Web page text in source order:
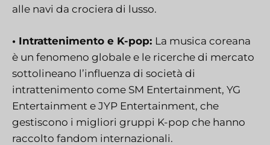
alle navi da crociera di lusso.
• Intrattenimento e K-pop: La musica coreana
è un fenomeno globale e le ricerche di mercato
sottolineano l’influenza di società di
intrattenimento come SM Entertainment, YG
Entertainment e JYP Entertainment, che
gestiscono i migliori gruppi K-pop che hanno
raccolto fandom internazionali.